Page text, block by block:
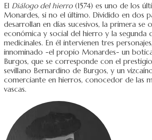
El Diálogo del hierro(1574) es uno de los
Monardes, si no el último. Dividido en dos
desarrollan en días sucesivos, la primera se
económica y social del hierro y la segunda
medicinales. En él intervienen tres
innominado -el propio Monardes- un
Burgos, que se corresponde con el
sevillano Bernardino de Burgos, y un
comerciante en hierros, conocedor de las
vascas.